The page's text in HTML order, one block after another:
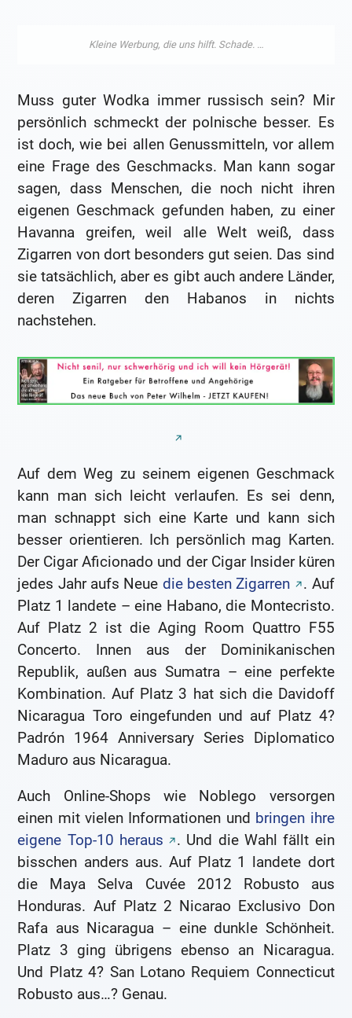
Muss guter Wodka immer russisch sein? Mir
persönlich schmeckt der polnische besser. Es
ist doch, wie bei allen Genussmitteln, vor allem
eine Frage des Geschmacks. Man kann sogar
sagen, dass Menschen, die noch nicht ihren
eigenen Geschmack gefunden haben, zu einer
Havanna greifen, weil alle Welt weiß, dass
Zigarren von dort besonders gut seien. Das sind
sie tatsächlich, aber es gibt auch andere Länder,
deren Zigarren den Habanos in nichts
nachstehen.
Auf dem Weg zu seinem eigenen Geschmack
kann man sich leicht verlaufen. Es sei denn,
man schnappt sich eine Karte und kann sich
besser orientieren. Ich persönlich mag Karten.
Der Cigar Aficionado und der Cigar Insider küren
jedes Jahr aufs Neue die besten Zigarren
. Auf
Platz 1 landete – eine Habano, die Montecristo.
Auf Platz 2 ist die Aging Room Quattro F55
Concerto. Innen aus der Dominikanischen
Republik, außen aus Sumatra – eine perfekte
Kombination. Auf Platz 3 hat sich die Davidoff
Nicaragua Toro eingefunden und auf Platz 4?
Padrón 1964 Anniversary Series Diplomatico
Maduro aus Nicaragua.
Auch Online-Shops wie Noblego versorgen
einen mit vielen Informationen und bringen ihre
eigene Top-10 heraus
. Und die Wahl fällt ein
bisschen anders aus. Auf Platz 1 landete dort
die Maya Selva Cuvée 2012 Robusto aus
Honduras. Auf Platz 2 Nicarao Exclusivo Don
Rafa aus Nicaragua – eine dunkle Schönheit.
Platz 3 ging übrigens ebenso an Nicaragua.
Und Platz 4? San Lotano Requiem Connecticut
Robusto aus…? Genau.